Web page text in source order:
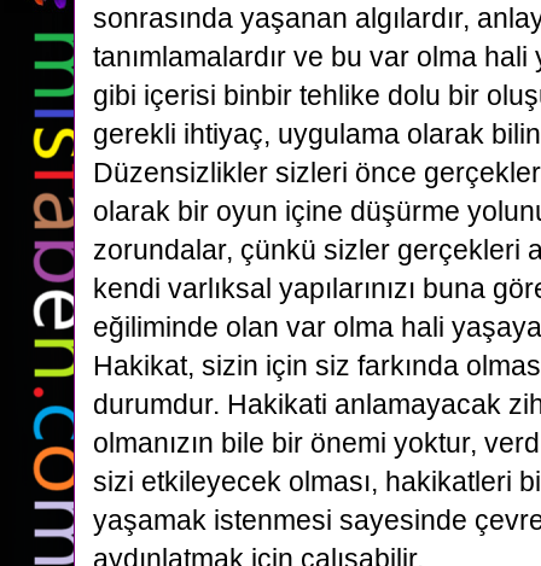
sonrasında yaşanan algılardır,
tanımlamalardır ve bu var olma hali
gibi içerisi binbir tehlike dolu bir
gerekli ihtiyaç, uygulama olarak
Düzensizlikler sizleri önce
olarak bir oyun içine düşürme
zorundalar, çünkü sizler gerçekleri
kendi varlıksal yapılarınızı buna
eğiliminde olan var olma hali
Hakikat, sizin için siz farkında
durumdur. Hakikati anlamayacak
olmanızın bile bir önemi yoktur,
sizi etkileyecek olması, hakikatleri
yaşamak istenmesi sayesinde
aydınlatmak için çalışabilir.